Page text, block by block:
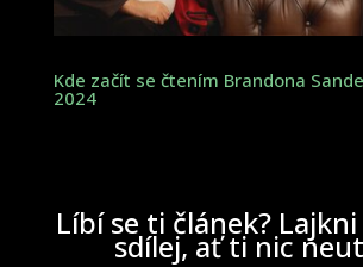
Kde začít se čtením Brandona
2024
Líbí se ti článek?
sdílej, ať ti nic